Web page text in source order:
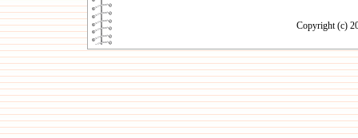
Copyright (c)